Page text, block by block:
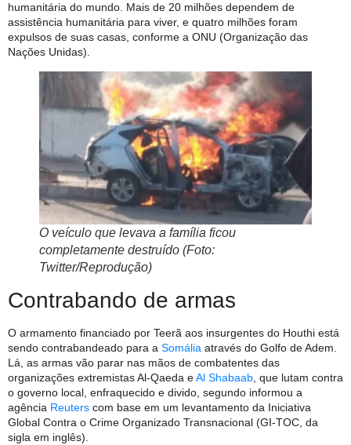
humanitária do mundo. Mais de 20 milhões dependem de
assistência humanitária para viver, e quatro milhões foram
expulsos de suas casas, conforme a ONU (Organização das
Nações Unidas).
O veículo que levava a família ficou
completamente destruído (Foto:
Twitter/Reprodução)
Contrabando de armas
O armamento financiado por Teerã aos insurgentes do Houthi está
sendo contrabandeado para a Somália através do Golfo de Adem.
Lá, as armas vão parar nas mãos de combatentes das
organizações extremistas Al-Qaeda eAl Shabaab, que lutam contra
o governo local, enfraquecido e divido, segundo informou a
agência Reuters com base em um levantamento da Iniciativa
Global Contra o Crime Organizado Transnacional (GI-TOC, da
sigla em inglês).